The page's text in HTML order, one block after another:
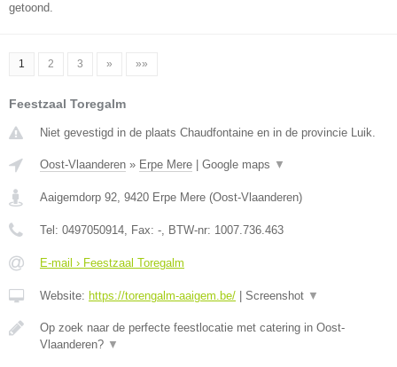
getoond.
1 2 3 » »»
Feestzaal Toregalm
Niet gevestigd in de plaats Chaudfontaine en in de provincie Luik.
Oost-Vlaanderen » Erpe Mere Google maps ▼
Aaigemdorp 92, 9420 Erpe Mere (Oost-Vlaanderen)
Tel: 0497050914, Fax: -, BTW-nr: 1007.736.463
E-mail › Feestzaal Toregalm
Website: https://torengalm-aaigem.be/ Screenshot ▼
Op zoek naar de perfecte feestlocatie met catering in Oost-
Vlaanderen? ▼